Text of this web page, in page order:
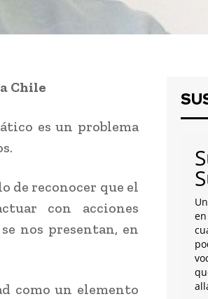
Chile
es un problema
de reconocer que el
con acciones
nos presentan, en
como un elemento